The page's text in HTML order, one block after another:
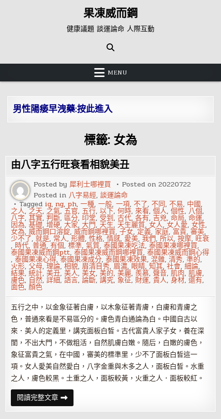
果凍威而鋼
健康議題 談運論命 人際互動
MENU
男性陽痿早洩藥:按此進入
標籤: 女為
由八字五行旺衰看相貌美丑
Posted by犀利士哪裡買 Posted on20220722
Posted in 八字易經,談運論命
Tagged ig, ng, ph,一種,一般,一項,不了,不同,不易, 中國,
之人,之天, 之氣,五官,五行,以下,何時,來看,個人,個性, 八個,
八字,其實,判斷,區分, 印堂, 受到,古代,各有,吉兇,命局,命運,
因為,基礎,增硬,大家,大門, 天生, 天生麗質,女人,女人愛,女性,
女為,威而鋼口溶錠,威而鋼哪裡買,子女, 定義, 家庭, 富貴,審美,
少不了,就是, 常人,形體,性格,情感, 愛美,我們,所以,按摩, 旺衰
, 時代,普通,有個,標準,氣質,泰國果凍吃法,泰國果凍哪裡買,
泰國果凍威而鋼ptt,泰國果凍威而鋼哪裡買,泰國果凍威而鋼心得
,泰國果凍心得,泰國果凍成分,泰國果凍效果, 混雜,清秀,準的,
火形,父母,理論,相貌,眉清目秀,眉濃, 眼睛,知其,社會,細論,
結果,統計,美丑,美人,美女,美的,美麗,羨慕,聲音,肌肉,肌膚,
膚色, 自然,詳細,語言,論斷,講究, 象征, 財運,貴人,身材,還有,
面色,顏色
五行之中，以金象征著白膚，以木象征著青膚，白膚和青膚之
色，普通來看是不易區分的。膚色青白通論為白。中國自古以
來．美人的定義里，講究面板白皙。古代富貴人家子女，養在深
閨，不出大門，不做粗活，自然肌膚白嫩。隨后，白嫩的膚色，
象征富貴之氣，在中國，審美的標準里，少不了面板白皙這一
項。女人愛美自然愛白，八字金重與木多之人，面板白皙。水重
之人，膚色較黑。土重之人，面板較黃，火重之人．面板較紅。
閱讀完整文章由
八
字